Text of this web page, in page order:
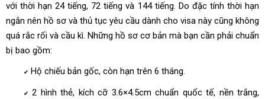
với thời hạn 24 tiếng, 72 tiếng và 144 tiếng. Do đặc tính thời hạn
ngắn nên hồ sơ và thủ tục yêu cầu dành cho visa này cũng không
quá rắc rối và cầu kì. Những hồ sơ cơ bản mà bạn cần phải chuẩn
bị bao gồm:
✔ Hộ chiếu bản gốc, còn hạn trên 6 tháng.
✔ 2 hình thẻ, kích cỡ 3.6×4.5cm chuẩn quốc tế, nền trắng,